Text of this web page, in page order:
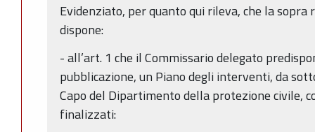
Evidenziato, per quanto qui rileva, che la sopra
dispone:
- all’art. 1 che il Commissario delegato
pubblicazione, un Piano degli interventi, da
Capo del Dipartimento della protezione civile,
finalizzati: